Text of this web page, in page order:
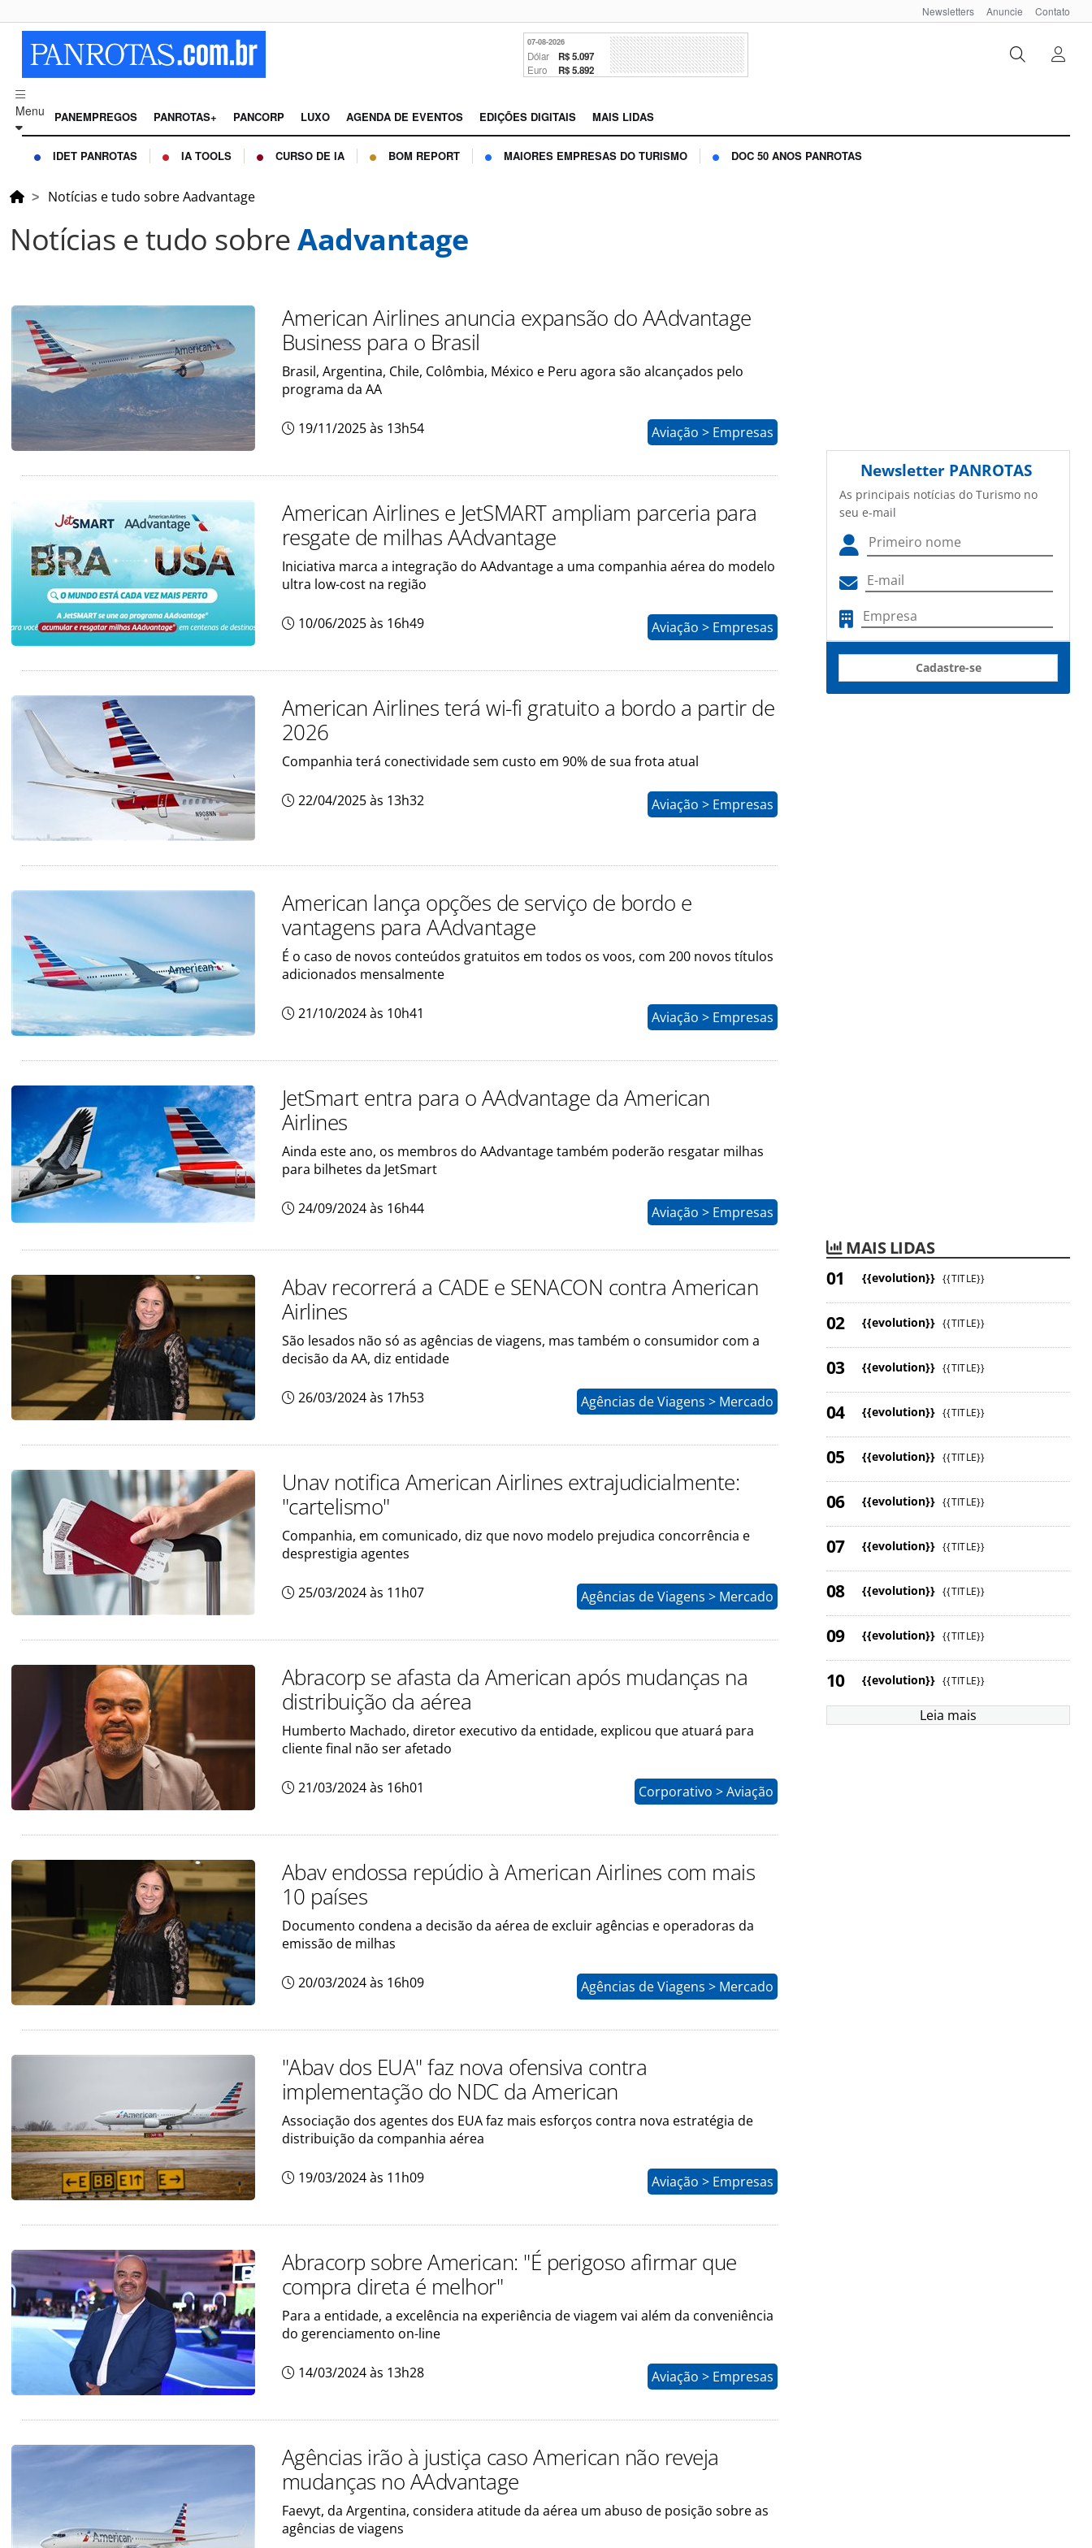
Newsletters Anuncie Contato
07-08-2026
Dólar R$ 5.097
Euro R$ 5.892
Menu PANEMPREGOS PANROTAS+ PANCORP LUXO AGENDA DE EVENTOS EDIÇÕES DIGITAIS MAIS LIDAS
IDET PANROTAS IA TOOLS CURSO DE IA BOM REPORT MAIORES EMPRESAS DO TURISMO DOC 50 ANOS PANROTAS
Notícias e tudo sobre Aadvantage
Notícias e tudo sobreAadvantage
American Airlines anuncia expansão do AAdvantage
Business para o Brasil
Brasil, Argentina, Chile, Colômbia, México e Peru agora são alcançados pelo
programa da AA
19/11/2025 às 13h54 Aviação > Empresas
American Airlines e JetSMART ampliam parceria para
resgate de milhas AAdvantage
Iniciativa marca a integração do AAdvantage a uma companhia aérea do modelo
ultra low-cost na região
10/06/2025 às 16h49 Aviação > Empresas
American Airlines terá wi-fi gratuito a bordo a partir de
2026
Companhia terá conectividade sem custo em 90% de sua frota atual
22/04/2025 às 13h32 Aviação > Empresas
American lança opções de serviço de bordo e
vantagens para AAdvantage
É o caso de novos conteúdos gratuitos em todos os voos, com 200 novos títulos
adicionados mensalmente
21/10/2024 às 10h41 Aviação > Empresas
JetSmart entra para o AAdvantage da American
Airlines
Ainda este ano, os membros do AAdvantage também poderão resgatar milhas
para bilhetes da JetSmart
24/09/2024 às 16h44 Aviação > Empresas
Abav recorrerá a CADE e SENACON contra American
Airlines
São lesados não só as agências de viagens, mas também o consumidor com a
decisão da AA, diz entidade
26/03/2024 às 17h53 Agências de Viagens > Mercado
Unav notifica American Airlines extrajudicialmente:
"cartelismo"
Companhia, em comunicado, diz que novo modelo prejudica concorrência e
desprestigia agentes
25/03/2024 às 11h07 Agências de Viagens > Mercado
Abracorp se afasta da American após mudanças na
distribuição da aérea
Humberto Machado, diretor executivo da entidade, explicou que atuará para
cliente final não ser afetado
21/03/2024 às 16h01 Corporativo > Aviação
Abav endossa repúdio à American Airlines com mais
10 países
Documento condena a decisão da aérea de excluir agências e operadoras da
emissão de milhas
20/03/2024 às 16h09 Agências de Viagens > Mercado
"Abav dos EUA" faz nova ofensiva contra
implementação do NDC da American
Associação dos agentes dos EUA faz mais esforços contra nova estratégia de
distribuição da companhia aérea
19/03/2024 às 11h09 Aviação > Empresas
Abracorp sobre American: "É perigoso afirmar que
compra direta é melhor"
Para a entidade, a excelência na experiência de viagem vai além da conveniência
do gerenciamento on-line
14/03/2024 às 13h28 Aviação > Empresas
Agências irão à justiça caso American não reveja
mudanças no AAdvantage
Faevyt, da Argentina, considera atitude da aérea um abuso de posição sobre as
agências de viagens
Newsletter PANROTAS
As principais notícias do Turismo no
seu e-mail
Cadastre-se
MAIS LIDAS
{{evolution}} {{TITLE}}
{{evolution}} {{TITLE}}
{{evolution}} {{TITLE}}
{{evolution}} {{TITLE}}
{{evolution}} {{TITLE}}
{{evolution}} {{TITLE}}
{{evolution}} {{TITLE}}
{{evolution}} {{TITLE}}
{{evolution}} {{TITLE}}
{{evolution}} {{TITLE}}
Leia mais